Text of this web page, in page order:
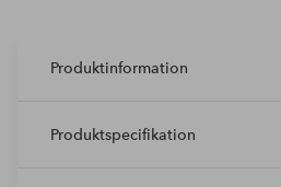
Produktinformation
Produktspecifikation